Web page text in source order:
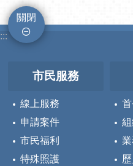
關閉
:::
市民服務
線上服務
申請案件
市民福利
特殊照護